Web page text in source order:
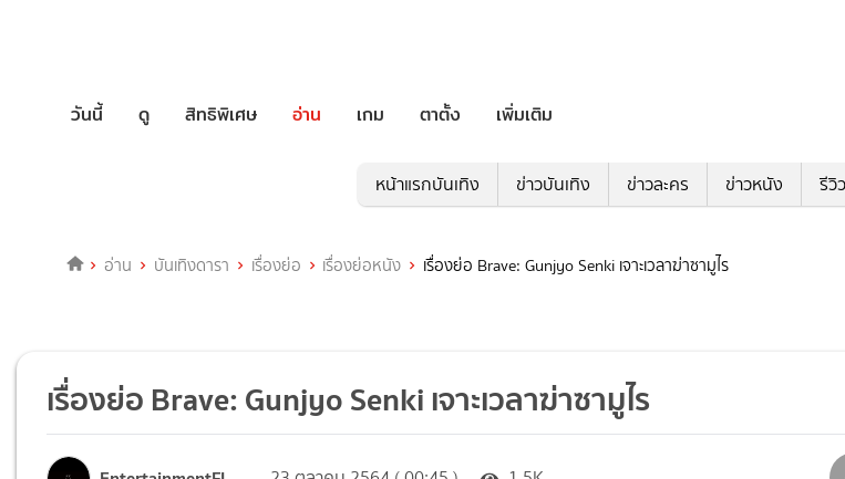
วันนี้ ดู สิทธิพิเศษ อ่าน เกม ตาตั้ง เพิ่มเติม
หน้าแรกบันเทิง ข่าวบันเทิง ข่าวละคร ข่าวหนัง รีวิ
อ่าน บันเทิงดารา เรื่องย่อ เรื่องย่อหนัง เรื่องย่อ Brave: Gunjyo Senki เจาะเวลาฆ่าซามูไร
เรื่องย่อ Brave: Gunjyo Senki เจาะเวลาฆ่าซามูไร